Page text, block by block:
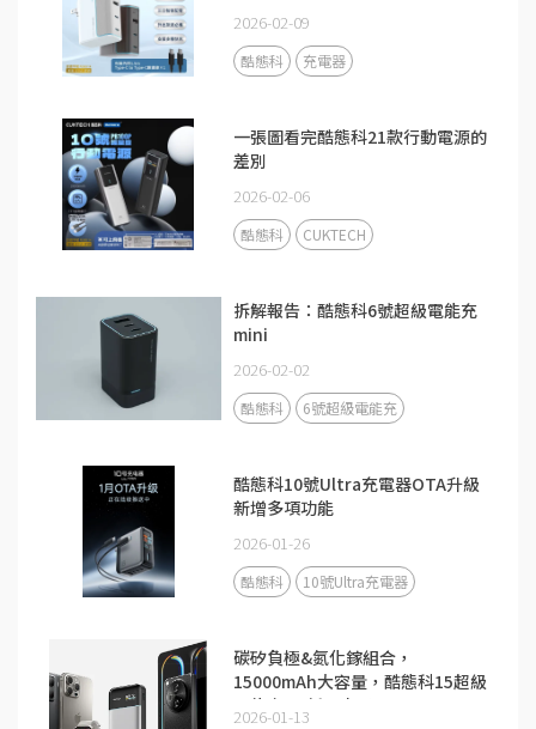
2026-02-09
酷態科 充電器
一張圖看完酷態科21款行動電源的
差別
2026-02-06
酷態科 CUKTECH
拆解報告：酷態科6號超級電能充
mini
2026-02-02
酷態科 6號超級電能充
酷態科10號Ultra充電器OTA升級
新增多項功能
2026-01-26
酷態科 10號Ultra充電器
碳矽負極&氮化鎵組合，
15000mAh大容量，酷態科15超級
電能卡Air新品來了！
2026-01-13